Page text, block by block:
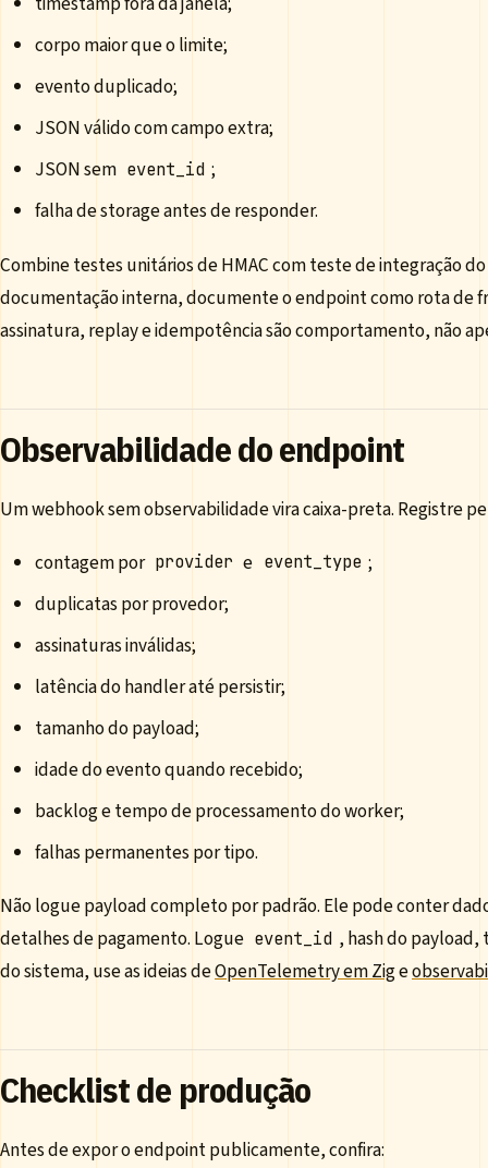
corpo maior que o limite;
evento duplicado;
JSON válido com campo extra;
JSON sem event_id ;
falha de storage antes de responder.
Combine testes unitários de HMAC com teste de integração
documentação interna, documente o endpoint como rota de
assinatura, replay e idempotência são comportamento, não
Observabilidade do endpoint
Um webhook sem observabilidade vira caixa-preta. Registre
contagem por provider e event_type ;
duplicatas por provedor;
assinaturas inválidas;
latência do handler até persistir;
tamanho do payload;
idade do evento quando recebido;
backlog e tempo de processamento do worker;
falhas permanentes por tipo.
Não logue payload completo por padrão. Ele pode conter
detalhes de pagamento. Logue event_id , hash do payload,
do sistema, use as ideias deOpenTelemetry em Zige
Checklist de produção
Antes de expor o endpoint publicamente, confira: